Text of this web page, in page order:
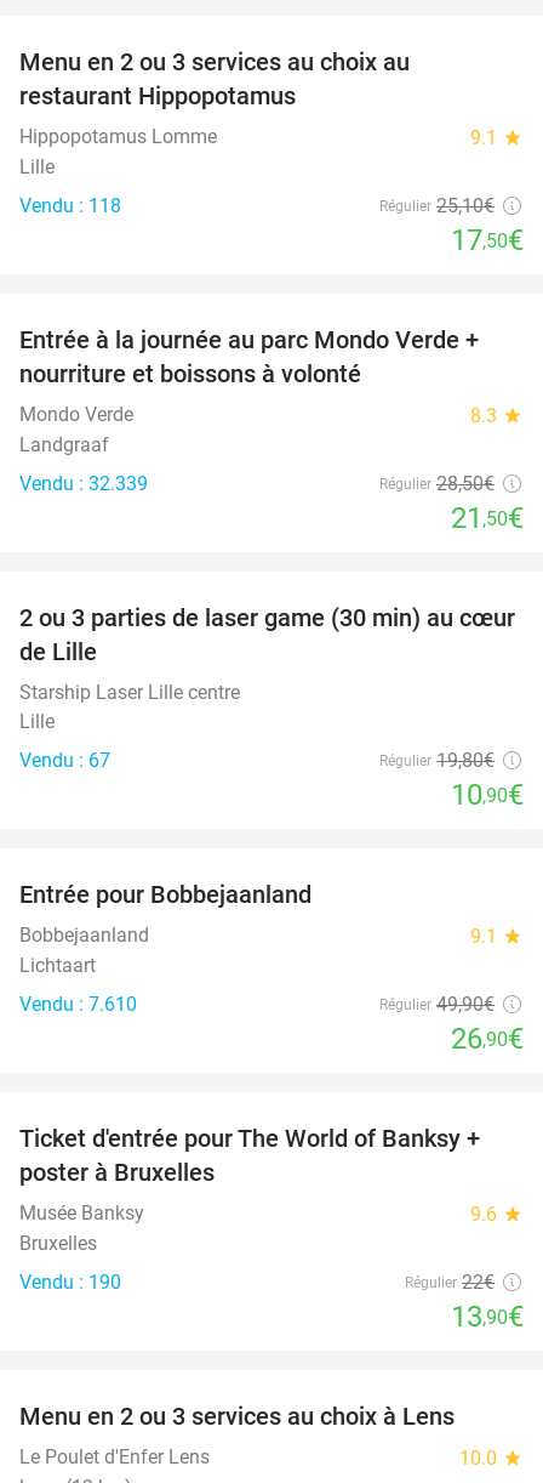
Menu en 2 ou 3 services au choix au
restaurant Hippopotamus
Hippopotamus Lomme 9.1 star
Lille
Vendu : 118
Régulier 25,10€
17,50€
25%
Entrée à la journée au parc Mondo Verde +
nourriture et boissons à volonté
Mondo Verde 8.3 star
Landgraaf
Vendu : 32.339
Régulier 28,50€
21 ,50€
45%
2 ou 3 parties de laser game (30 min) au cœur
de Lille
Starship Laser Lille centre
Lille
Vendu : 67
Régulier 19,80€
10,90€
Entrée pour Bobbejaanland
Bobbejaanland 9.1 star
Lichtaart
Vendu : 7.610
Régulier 49,90€
26,90€
37%
Ticket d'entrée pour The World of Banksy +
poster à Bruxelles
Musée Banksy 9.6 star
Bruxelles
Vendu : 190
Régulier 22€
13,90€
Menu en 2 ou 3 services au choix à Lens
Le Poulet d'Enfer Lens 10.0 star